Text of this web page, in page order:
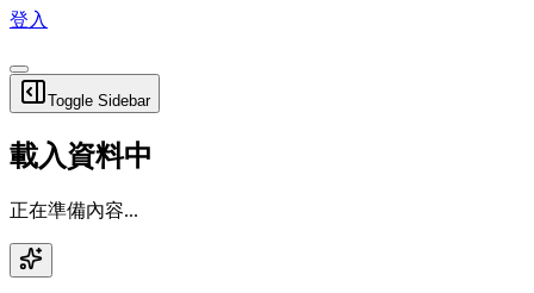
登入
Toggle Sidebar
載入資料中
正在準備內容...